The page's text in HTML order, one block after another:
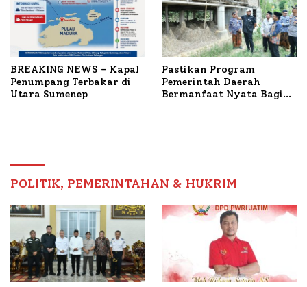
BREAKING NEWS – Kapal
Penumpang Terbakar di
Utara Sumenep
Pastikan Program
Pemerintah Daerah
Bermanfaat Nyata Bagi
POLITIK, PEMERINTAHAN & HUKRIM